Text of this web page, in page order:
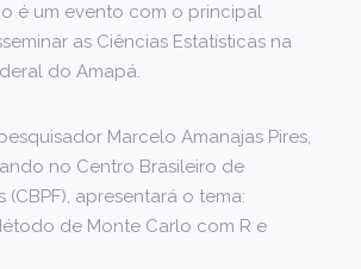
é um evento com o principal
as Ciências Estatísticas na
do Amapá.
Marcelo Amanajas Pires,
no Centro Brasileiro de
(CBPF), apresentará o tema:
de Monte Carlo com R e